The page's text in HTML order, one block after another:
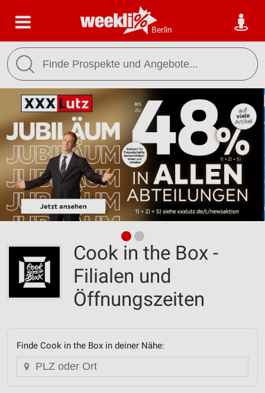
Berlin
Cook in the Box -
Filialen und
Öffnungszeiten
Finde Cook in the Box in deiner Nähe: